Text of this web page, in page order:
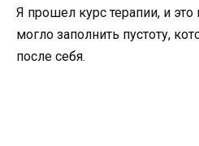
Я прошел курс терапии, и это
могло заполнить пустоту,
после себя.